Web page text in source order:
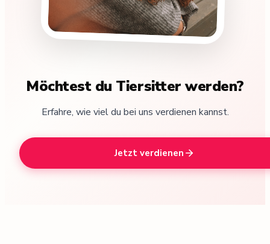
Möchtest du Tiersitter werden?
Erfahre, wie viel du bei uns verdienen kannst.
Jetzt verdienen